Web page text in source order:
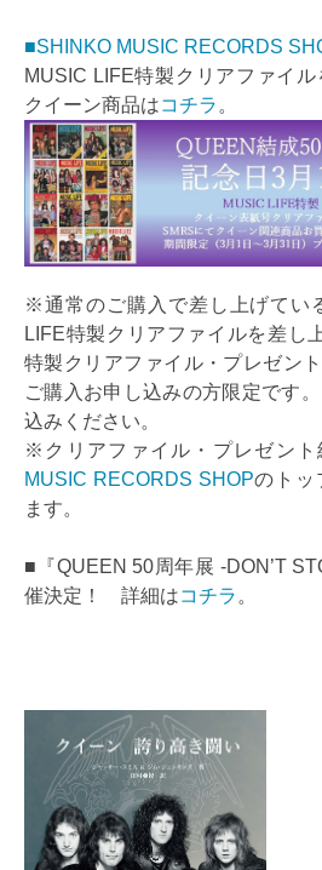
■SHINKO MUSIC RECORDS
MUSIC LIFE特製クリアファイ
クイーン商品はコチラ 。
※通常のご購入で差し上げてい
LIFE特製クリアファイルを差し
特製クリアファイル・プレゼン
ご購入お申し込みの方限定です
込みください。
※クリアファイル・プレゼント
MUSIC RECORDS SHOPのトッ
ます。
■『QUEEN 50周年展 -DON’T
催決定！ 詳細はコチラ。